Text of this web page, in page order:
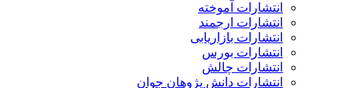
انتشارات آموخته
انتشارات ارجمند
انتشارات بازاریابی
انتشارات بورس
انتشارات چالش
انتشارات دانش پژوهان جوان